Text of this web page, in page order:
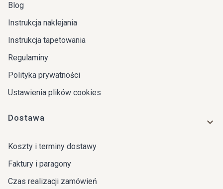
Blog
Instrukcja naklejania
Instrukcja tapetowania
Regulaminy
Polityka prywatności
Ustawienia plików cookies
Dostawa
Koszty i terminy dostawy
Faktury i paragony
Czas realizacji zamówień